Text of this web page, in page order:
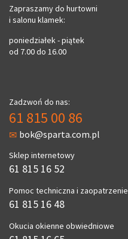
Zapraszamy do hurtowni
i salonu klamek:
poniedziałek - piątek
od 7.00 do 16.00
Zadzwoń do nas:
61 815 00 86
bok@sparta.com.pl
Sklep internetowy
61 815 16 52
Pomoc techniczna i zaopatrzenie
61 815 16 48
Okucia okienne obwiedniowe